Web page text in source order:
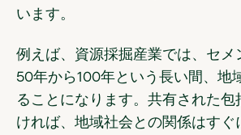
います。
例えば、資源採掘産業では、セメ
50年から100年という長い間、地
ることになります。共有された包
ければ、地域社会との関係はすぐ